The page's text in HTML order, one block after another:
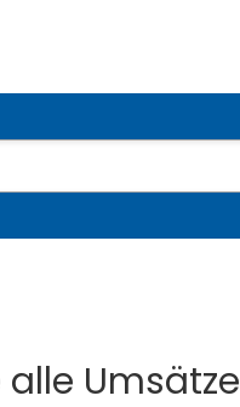
Umsätze